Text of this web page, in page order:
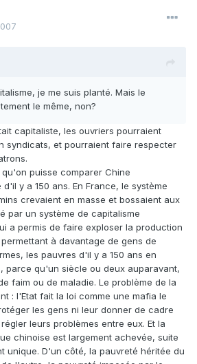
je me suis planté. Mais le
le même, non?
capitaliste, les ouvriers pourraient
syndicats, et pourraient faire respecter
puisse comparer Chine
y a 150 ans. En France, le système
crevaient en masse et bossaient aux
par un système de capitalisme
a permis de faire exploser la production
à davantage de gens de
les pauvres d'il y a 150 ans en
parce qu'un siècle ou deux auparavant,
faim ou de maladie. Le problème de la
: l'Etat fait la loi comme une mafia le
les gens ni leur donner de cadre
leurs problèmes entre eux. Et la
chinoise est largement achevée, suite
unique. D'un côté, la pauvreté héritée du